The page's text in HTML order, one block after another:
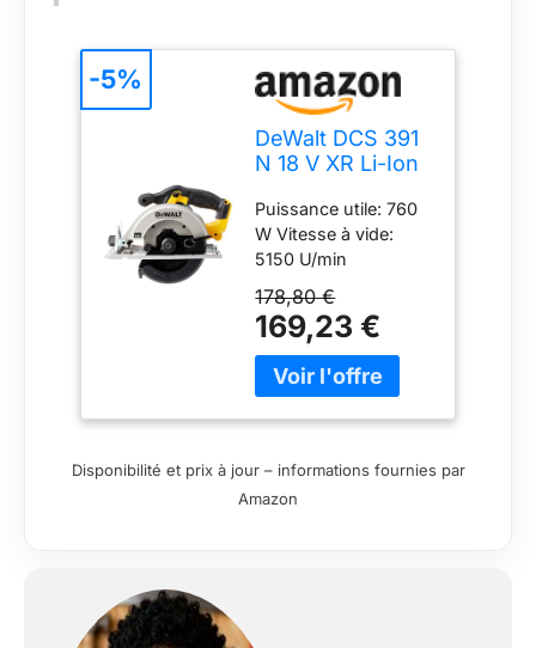
DeWalt DCS 391
N 18 V XR Li-Ion
sans fil - lame de
165 mm - sans
Batterie ni
Chargeur
Puissance utile: 760
W Vitesse à vide:
5150 U/min
lame: 50 °
Profondeur de coupe
maximale à 90°: 55
mm Profondeur de
178,80 €
169,23 €
-5%
Disponibilité et prix à jour – informations fournies par
Amazon